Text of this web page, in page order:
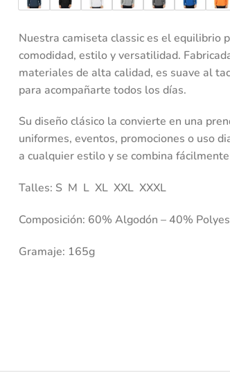
Nuestra camiseta classic es el equilibrio
comodidad, estilo y versatilidad.
materiales de alta calidad, es suave al
para acompañarte todos los días.
Su diseño clásico la convierte en una
uniformes, eventos, promociones o uso
a cualquier estilo y se combina
Talles: S M L XL XXL XXXL
Composición: 60% Algodón – 40%
Gramaje: 165g